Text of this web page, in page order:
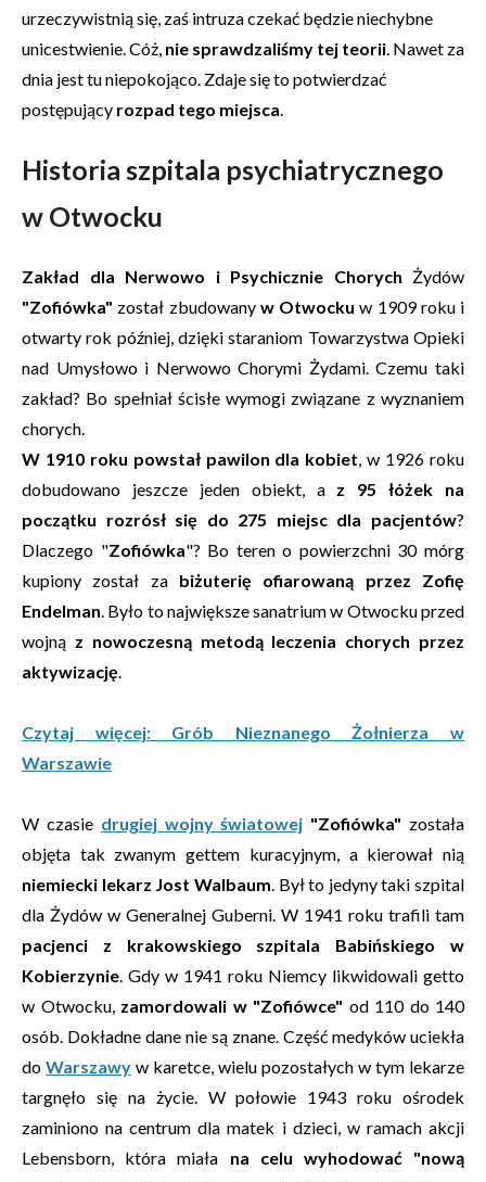
urzeczywistnią się, zaś intruza czekać będzie niechybne
unicestwienie. Cóż, nie sprawdzaliśmy tej teorii. Nawet za
dnia jest tu niepokojąco. Zdaje się to potwierdzać
postępujący rozpad tego miejsca.
Historia szpitala psychiatrycznego
w Otwocku
Zakład dla Nerwowo i Psychicznie Chorych Żydów
"Zofiówka" został zbudowany w Otwocku w 1909 roku i
otwarty rok później, dzięki staraniom Towarzystwa Opieki
nad Umysłowo i Nerwowo Chorymi Żydami. Czemu taki
zakład? Bo spełniał ścisłe wymogi związane z wyznaniem
chorych.
W 1910 roku powstał pawilon dla kobiet, w 1926 roku
dobudowano jeszcze jeden obiekt, a z 95 łóżek na
początku rozrósł się do 275 miejsc dla pacjentów?
Dlaczego "Zofiówka"? Bo teren o powierzchni 30 mórg
kupiony został za biżuterię ofiarowaną przez Zofię
Endelman. Było to największe sanatrium w Otwocku przed
wojną z nowoczesną metodą leczenia chorych przez
aktywizację.
Czytaj więcej: Grób Nieznanego Żołnierza w
Warszawie
W czasie drugiej wojny światowej "Zofiówka" została
objęta tak zwanym gettem kuracyjnym, a kierował nią
niemiecki lekarz Jost Walbaum. Był to jedyny taki szpital
dla Żydów w Generalnej Guberni. W 1941 roku trafili tam
pacjenci z krakowskiego szpitala Babińskiego w
Kobierzynie. Gdy w 1941 roku Niemcy likwidowali getto
w Otwocku, zamordowali w "Zofiówce" od 110 do 140
osób. Dokładne dane nie są znane. Część medyków uciekła
do Warszawy w karetce, wielu pozostałych w tym lekarze
targnęło się na życie. W połowie 1943 roku ośrodek
zaminiono na centrum dla matek i dzieci, w ramach akcji
Lebensborn, która miała na celu wyhodować "nową